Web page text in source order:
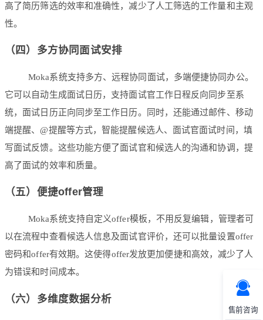
售前咨询
高了简历筛选的效率和准确性，减少了人工筛选的工作量和主观
性。
（四）多方协同面试安排
Moka系统支持多方、远程协同面试，多端便捷协同办公。
它可以自动生成面试日历，支持面试官工作日程反向同步至系
统，面试日历正向同步至工作日历。同时，还能通过邮件、移动
端提醒、@提醒等方式，智能提醒候选人、面试官面试时间，填
写面试反馈。这些功能方便了面试官和候选人的沟通和协调，提
高了面试的效率和质量。
（五）便捷offer管理
Moka系统支持自定义offer模板，不用反复编辑，管理者可
以在流程中查看候选人信息及面试官评价，还可以批量设置offer
密码和offer有效期。这使得offer发放更加便捷和高效，减少了人
为错误和时间成本。
（六）多维度数据分析